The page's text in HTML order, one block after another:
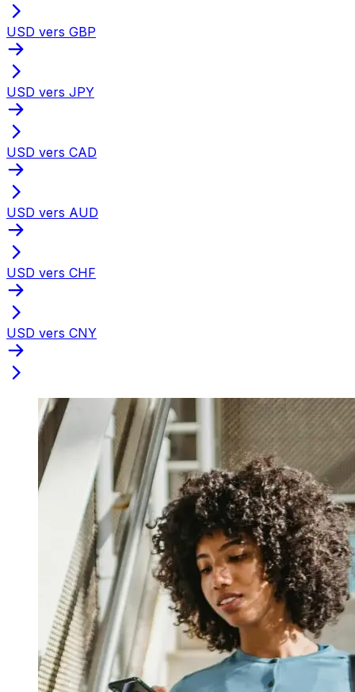
USD vers GBP
USD vers JPY
USD vers CAD
USD vers AUD
USD vers CHF
USD vers CNY